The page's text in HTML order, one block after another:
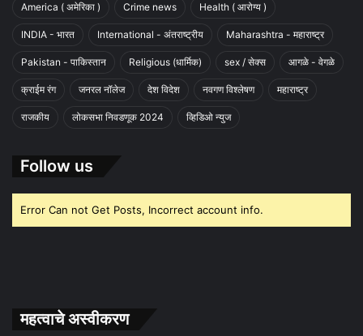
America ( अमेरिका ) Crime news Health ( आरोग्य )
INDIA - भारत International - अंतराष्ट्रीय Maharashtra - महाराष्ट्र
Pakistan - पाकिस्तान Religious (धार्मिक) sex / सेक्स आगळे - वेगळे
क्राईम रंग जनरल नॉलेज देश विदेश नवगण विश्लेषण महाराष्ट्र
राजकीय लोकसभा निवडणूक 2024 व्हिडिओ न्युज
Follow us
Error Can not Get Posts, Incorrect account info.
महत्वाचे अस्वीकरण